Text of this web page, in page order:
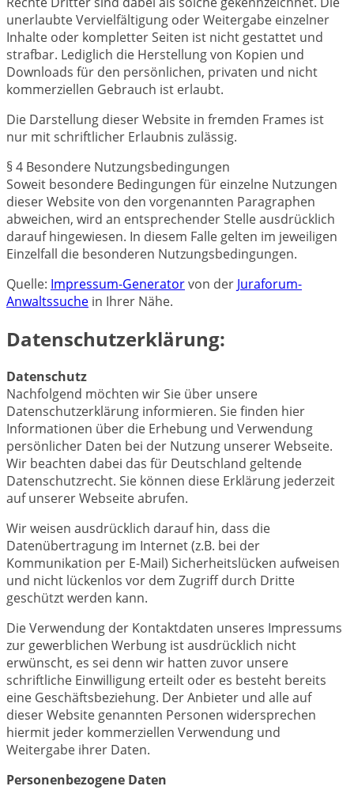
unerlaubte Vervielfältigung oder Weitergabe einzelner
Inhalte oder kompletter Seiten ist nicht gestattet und
strafbar. Lediglich die Herstellung von Kopien und
Downloads für den persönlichen, privaten und nicht
kommerziellen Gebrauch ist erlaubt.
Die Darstellung dieser Website in fremden Frames ist
nur mit schriftlicher Erlaubnis zulässig.
§ 4 Besondere Nutzungsbedingungen
Soweit besondere Bedingungen für einzelne Nutzungen
dieser Website von den vorgenannten Paragraphen
abweichen, wird an entsprechender Stelle ausdrücklich
darauf hingewiesen. In diesem Falle gelten im jeweiligen
Einzelfall die besonderen Nutzungsbedingungen.
Quelle: Impressum-Generatorvon der Juraforum-
Anwaltssuche in Ihrer Nähe.
Datenschutzerklärung:
Datenschutz
Nachfolgend möchten wir Sie über unsere
Datenschutzerklärung informieren. Sie finden hier
Informationen über die Erhebung und Verwendung
persönlicher Daten bei der Nutzung unserer Webseite.
Wir beachten dabei das für Deutschland geltende
Datenschutzrecht. Sie können diese Erklärung jederzeit
auf unserer Webseite abrufen.
Wir weisen ausdrücklich darauf hin, dass die
Datenübertragung im Internet (z.B. bei der
Kommunikation per E-Mail) Sicherheitslücken aufweisen
und nicht lückenlos vor dem Zugriff durch Dritte
geschützt werden kann.
Die Verwendung der Kontaktdaten unseres Impressums
zur gewerblichen Werbung ist ausdrücklich nicht
erwünscht, es sei denn wir hatten zuvor unsere
schriftliche Einwilligung erteilt oder es besteht bereits
eine Geschäftsbeziehung. Der Anbieter und alle auf
dieser Website genannten Personen widersprechen
hiermit jeder kommerziellen Verwendung und
Weitergabe ihrer Daten.
Personenbezogene Daten